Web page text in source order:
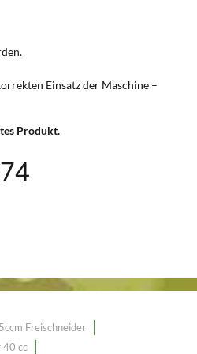
Einsatz der Maschine –
Produkt.
Freischneider
40 cc